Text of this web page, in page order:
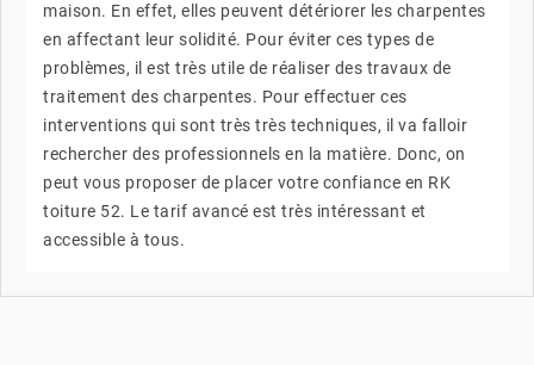
maison. En effet, elles peuvent détériorer les charpentes
en affectant leur solidité. Pour éviter ces types de
problèmes, il est très utile de réaliser des travaux de
traitement des charpentes. Pour effectuer ces
interventions qui sont très très techniques, il va falloir
rechercher des professionnels en la matière. Donc, on
peut vous proposer de placer votre confiance en RK
toiture 52. Le tarif avancé est très intéressant et
accessible à tous.